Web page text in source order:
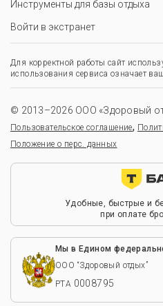
Инструменты для базы отдыха
Войти в экстранет
Для корректной работы сайт
использования сервиса означает
© 2013–2026 ООО «Здоровый
Пользовательское соглашение,
Положение о перс. данных
Удобные, быстрые и
при оплате
Мы в Едином
ООО “Здоровый отдых”
РТА 0008795